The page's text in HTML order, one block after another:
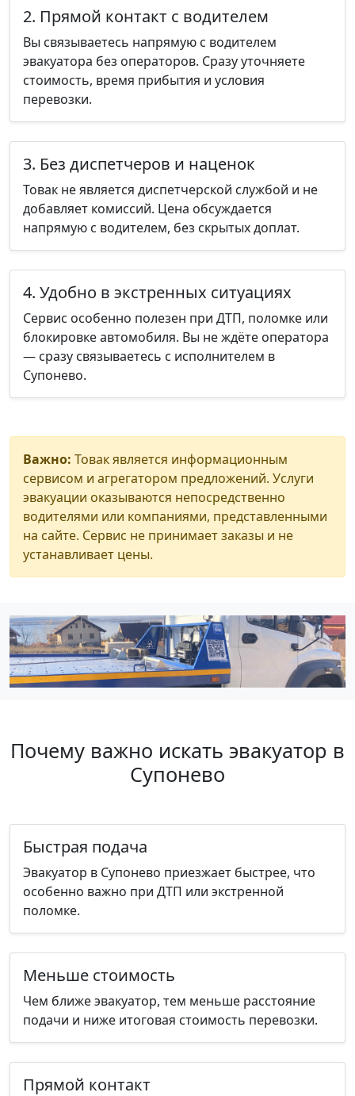
2. Прямой контакт с водителем
Вы связываетесь напрямую с водителем
эвакуатора без операторов. Сразу уточняете
стоимость, время прибытия и условия
перевозки.
3. Без диспетчеров и наценок
Товак не является диспетчерской службой и не
добавляет комиссий. Цена обсуждается
напрямую с водителем, без скрытых доплат.
4. Удобно в экстренных ситуациях
Сервис особенно полезен при ДТП, поломке или
блокировке автомобиля. Вы не ждёте оператора
— сразу связываетесь с исполнителем в
Супонево.
Важно: Товак является информационным
сервисом и агрегатором предложений. Услуги
эвакуации оказываются непосредственно
водителями или компаниями, представленными
на сайте. Сервис не принимает заказы и не
устанавливает цены.
Почему важно искать эвакуатор в
Супонево
Быстрая подача
Эвакуатор в Супонево приезжает быстрее, что
особенно важно при ДТП или экстренной
поломке.
Меньше стоимость
Чем ближе эвакуатор, тем меньше расстояние
подачи и ниже итоговая стоимость перевозки.
Прямой контакт